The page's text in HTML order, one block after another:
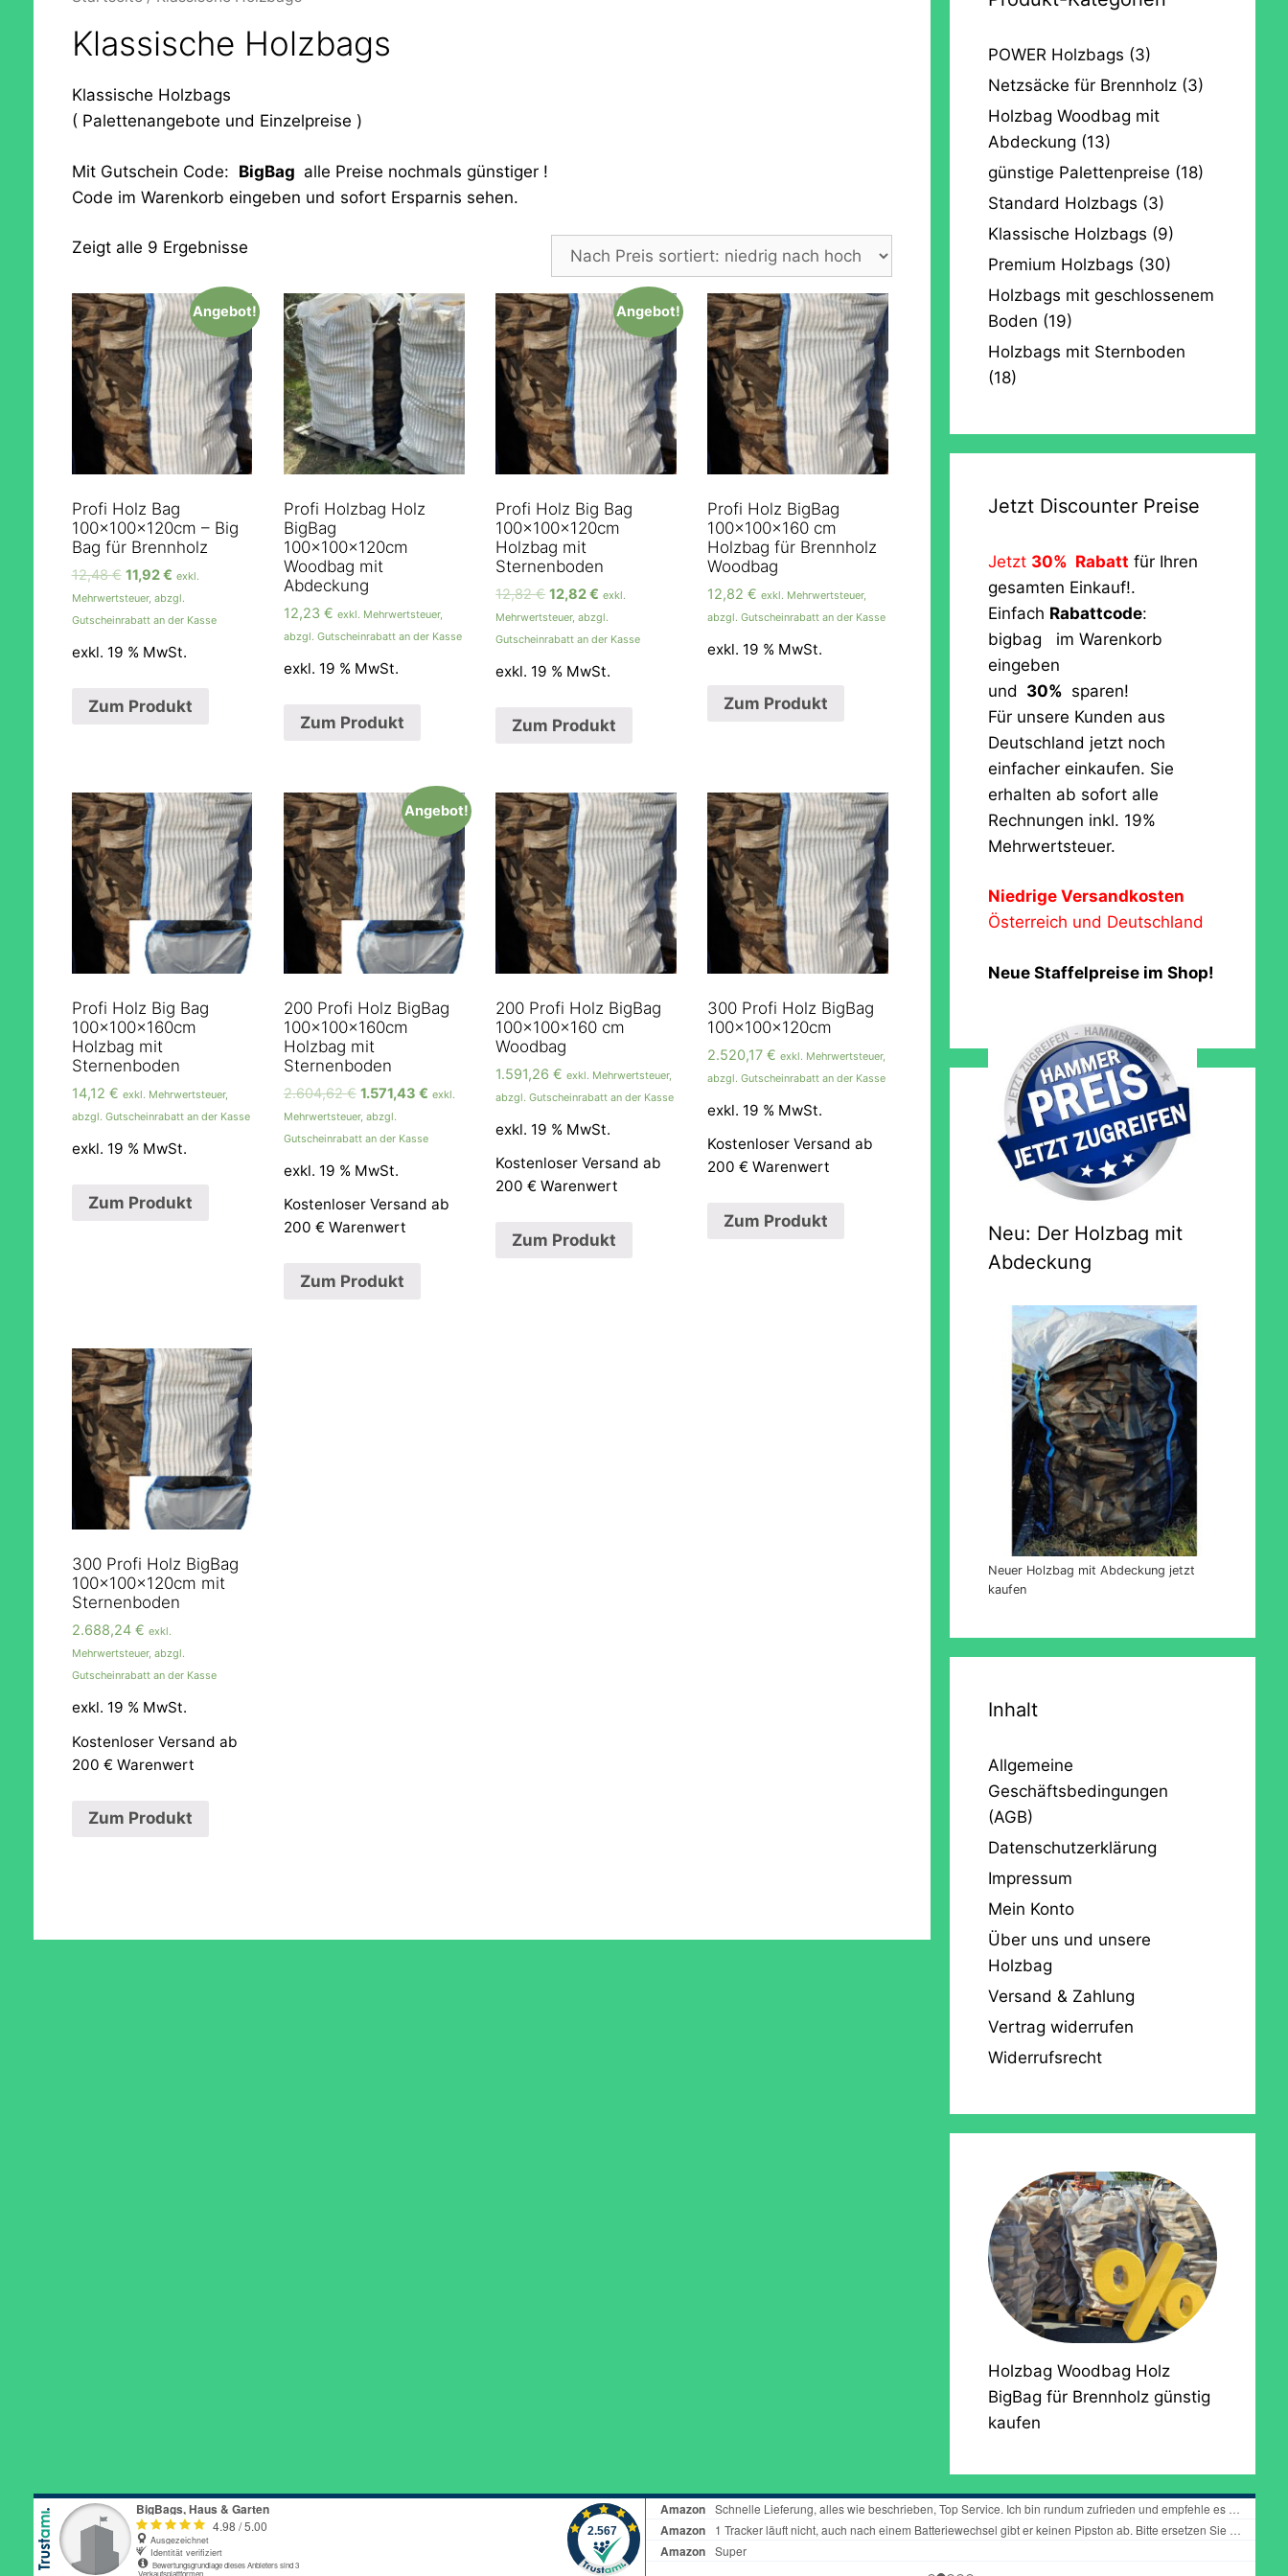
Klassische Holzbags
Klassische Holzbags
( Palettenangebote und Einzelpreise )
Mit Gutschein Code: BigBag alle Preise nochmals günstiger !
Code im Warenkorb eingeben und sofort Ersparnis sehen.
Zeigt alle 9 Ergebnisse
Angebot!
Profi Holz Bag
100x100x120cm – Big
Bag für Brennholz
12,48€ 11,92€ exkl.
Mehrwertsteuer, abzgl.
Gutscheinrabatt an der Kasse
exkl. 19 % MwSt.
Zum Produkt
Profi Holzbag Holz
BigBag
100x100x120cm
Woodbag mit
Abdeckung
12,23 € exkl. Mehrwertsteuer,
abzgl. Gutscheinrabatt an der Kasse
exkl. 19 % MwSt.
Zum Produkt
Angebot!
Profi Holz Big Bag
100x100x120cm
Holzbag mit
Sternenboden
12,82€ 12,82€ exkl.
Mehrwertsteuer, abzgl.
Gutscheinrabatt an der Kasse
exkl. 19 % MwSt.
Zum Produkt
Profi Holz BigBag
100x100x160 cm
Holzbag für Brennholz
Woodbag
12,82€ exkl. Mehrwertsteuer,
abzgl. Gutscheinrabatt an der Kasse
exkl. 19 % MwSt.
Zum Produkt
Profi Holz Big Bag
100x100x160cm
Holzbag mit
Sternenboden
14,12 € exkl. Mehrwertsteuer,
abzgl. Gutscheinrabatt an der Kasse
exkl. 19 % MwSt.
Zum Produkt
Angebot!
200 Profi Holz BigBag
100x100x160cm
Holzbag mit
Sternenboden
2.604,62€ 1.571,43 € exkl.
Mehrwertsteuer, abzgl.
Gutscheinrabatt an der Kasse
exkl. 19 % MwSt.
Kostenloser Versand ab
200 € Warenwert
Zum Produkt
200 Profi Holz BigBag
100x100x160 cm
Woodbag
1.591,26€ exkl. Mehrwertsteuer,
abzgl. Gutscheinrabatt an der Kasse
exkl. 19 % MwSt.
Kostenloser Versand ab
200 € Warenwert
Zum Produkt
300 Profi Holz BigBag
100x100x120cm
2.520,17€ exkl. Mehrwertsteuer,
abzgl. Gutscheinrabatt an der Kasse
exkl. 19 % MwSt.
Kostenloser Versand ab
200 € Warenwert
Zum Produkt
300 Profi Holz BigBag
100x100x120cm mit
Sternenboden
2.688,24 € exkl.
Mehrwertsteuer, abzgl.
Gutscheinrabatt an der Kasse
exkl. 19 % MwSt.
Kostenloser Versand ab
200 € Warenwert
Zum Produkt
POWER Holzbags (3)
Netzsäcke für Brennholz (3)
Holzbag Woodbag mit
Abdeckung (13)
günstige Palettenpreise (18)
Standard Holzbags (3)
Klassische Holzbags (9)
Premium Holzbags (30)
Holzbags mit geschlossenem
Boden (19)
Holzbags mit Sternboden
(18)
Jetzt Discounter Preise
Jetzt 30% Rabatt für Ihren
gesamten Einkauf!.
Einfach Rabattcode:
bigbag im Warenkorb
eingeben
und 30% sparen!
Für unsere Kunden aus
Deutschland jetzt noch
einfacher einkaufen. Sie
erhalten ab sofort alle
Rechnungen inkl. 19%
Mehrwertsteuer.
Niedrige Versandkosten
Österreich und Deutschland
Neue Staffelpreise im Shop!
Neu: Der Holzbag mit
Abdeckung
Neuer Holzbag mit Abdeckung jetzt
kaufen
Inhalt
Allgemeine
Geschäftsbedingungen
(AGB)
Datenschutzerklärung
Impressum
Mein Konto
Über uns und unsere
Holzbag
Versand & Zahlung
Vertrag widerrufen
Widerrufsrecht
Holzbag Woodbag Holz
BigBag für Brennholz günstig
kaufen